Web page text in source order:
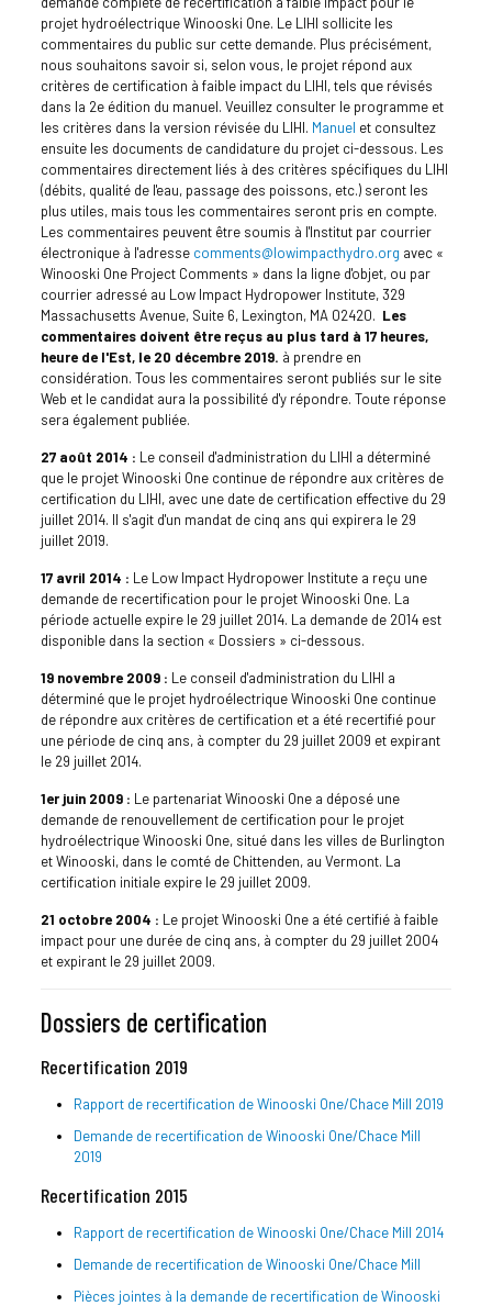
projet hydroélectrique Winooski One. Le LIHI sollicite les
commentaires du public sur cette demande. Plus précisément,
nous souhaitons savoir si, selon vous, le projet répond aux
critères de certification à faible impact du LIHI, tels que révisés
dans la 2e édition du manuel. Veuillez consulter le programme et
les critères dans la version révisée du LIHI. Manuel et consultez
ensuite les documents de candidature du projet ci-dessous. Les
commentaires directement liés à des critères spécifiques du LIHI
(débits, qualité de l'eau, passage des poissons, etc.) seront les
plus utiles, mais tous les commentaires seront pris en compte.
Les commentaires peuvent être soumis à l'Institut par courrier
électronique à l'adresse comments@lowimpacthydro.org avec «
Winooski One Project Comments » dans la ligne d'objet, ou par
courrier adressé au Low Impact Hydropower Institute, 329
Massachusetts Avenue, Suite 6, Lexington, MA 02420. Les
commentaires doivent être reçus au plus tard à 17 heures,
heure de l'Est, le 20 décembre 2019. à prendre en
considération. Tous les commentaires seront publiés sur le site
Web et le candidat aura la possibilité d'y répondre. Toute réponse
sera également publiée.
27 août 2014 : Le conseil d'administration du LIHI a déterminé
que le projet Winooski One continue de répondre aux critères de
certification du LIHI, avec une date de certification effective du 29
juillet 2014. Il s'agit d'un mandat de cinq ans qui expirera le 29
juillet 2019.
17 avril 2014 : Le Low Impact Hydropower Institute a reçu une
demande de recertification pour le projet Winooski One. La
période actuelle expire le 29 juillet 2014. La demande de 2014 est
disponible dans la section « Dossiers » ci-dessous.
19 novembre 2009 : Le conseil d'administration du LIHI a
déterminé que le projet hydroélectrique Winooski One continue
de répondre aux critères de certification et a été recertifié pour
une période de cinq ans, à compter du 29 juillet 2009 et expirant
le 29 juillet 2014.
1er juin 2009 : Le partenariat Winooski One a déposé une
demande de renouvellement de certification pour le projet
hydroélectrique Winooski One, situé dans les villes de Burlington
et Winooski, dans le comté de Chittenden, au Vermont. La
certification initiale expire le 29 juillet 2009.
21 octobre 2004 : Le projet Winooski One a été certifié à faible
impact pour une durée de cinq ans, à compter du 29 juillet 2004
et expirant le 29 juillet 2009.
Dossiers de certification
Recertification 2019
Rapport de recertification de Winooski One/Chace Mill 2019
Demande de recertification de Winooski One/Chace Mill
2019
Recertification 2015
Rapport de recertification de Winooski One/Chace Mill 2014
Demande de recertification de Winooski One/Chace Mill
Pièces jointes à la demande de recertification de Winooski